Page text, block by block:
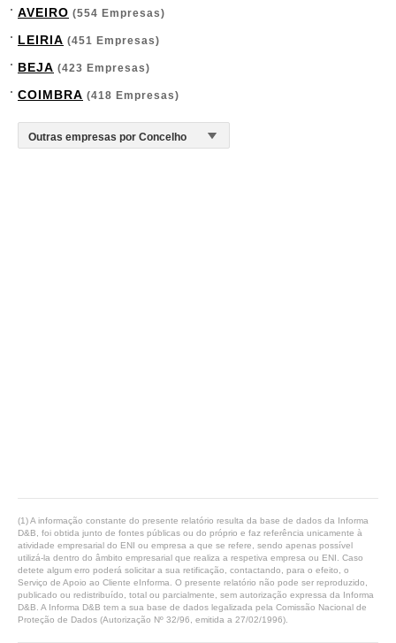
AVEIRO (554 Empresas)
LEIRIA (451 Empresas)
BEJA (423 Empresas)
COIMBRA (418 Empresas)
(1) A informação constante do presente relatório resulta da base de dados da Informa
D&B, foi obtida junto de fontes públicas ou do próprio e faz referência unicamente à
atividade empresarial do ENI ou empresa a que se refere, sendo apenas possível
utilizá-la dentro do âmbito empresarial que realiza a respetiva empresa ou ENI. Caso
detete algum erro poderá solicitar a sua retificação, contactando, para o efeito, o
Serviço de Apoio ao Cliente eInforma. O presente relatório não pode ser reproduzido,
publicado ou redistribuído, total ou parcialmente, sem autorização expressa da Informa
D&B. A Informa D&B tem a sua base de dados legalizada pela Comissão Nacional de
Proteção de Dados (Autorização Nº 32/96, emitida a 27/02/1996).